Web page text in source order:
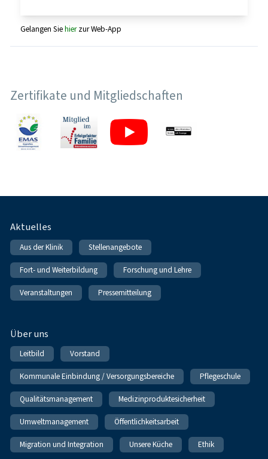
Gelangen Siehierzur Web-App
Zertifikate und Mitgliedschaften
Fußnavigation
Aktuelles
Aus der Klinik Stellenangebote
Fort- und Weiterbildung Forschung und Lehre
Veranstaltungen Pressemitteilung
Über uns
Leitbild Vorstand
Kommunale Einbindung / Versorgungsbereiche Pflegeschule
Qualitätsmanagement Medizinproduktesicherheit
Umweltmanagement Öffentlichkeitsarbeit
Migration und Integration Unsere Küche Ethik